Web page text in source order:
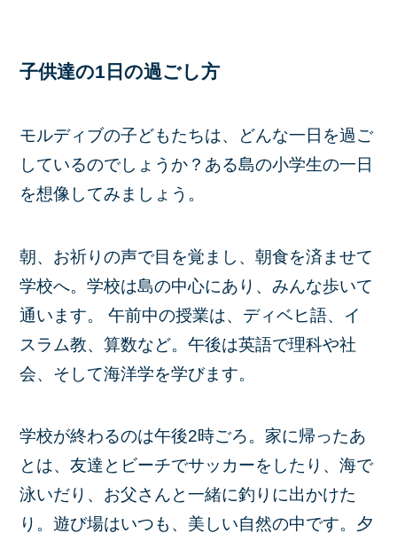
子供達の1日の過ごし方
モルディブの子どもたちは、どんな一日を過ご
しているのでしょうか？ある島の小学生の一日
を想像してみましょう。
朝、お祈りの声で目を覚まし、朝食を済ませて
学校へ。学校は島の中心にあり、みんな歩いて
通います。 午前中の授業は、ディベヒ語、イ
スラム教、算数など。午後は英語で理科や社
会、そして海洋学を学びます。
学校が終わるのは午後2時ごろ。家に帰ったあ
とは、友達とビーチでサッカーをしたり、海で
泳いだり、お父さんと一緒に釣りに出かけた
り。遊び場はいつも、美しい自然の中です。夕